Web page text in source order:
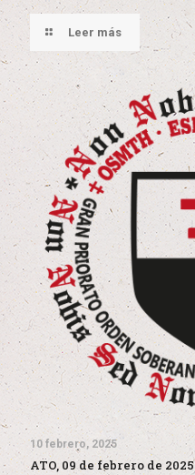
Leer más
10 febrero, 2025
ATO, 09 de febrero de 2025